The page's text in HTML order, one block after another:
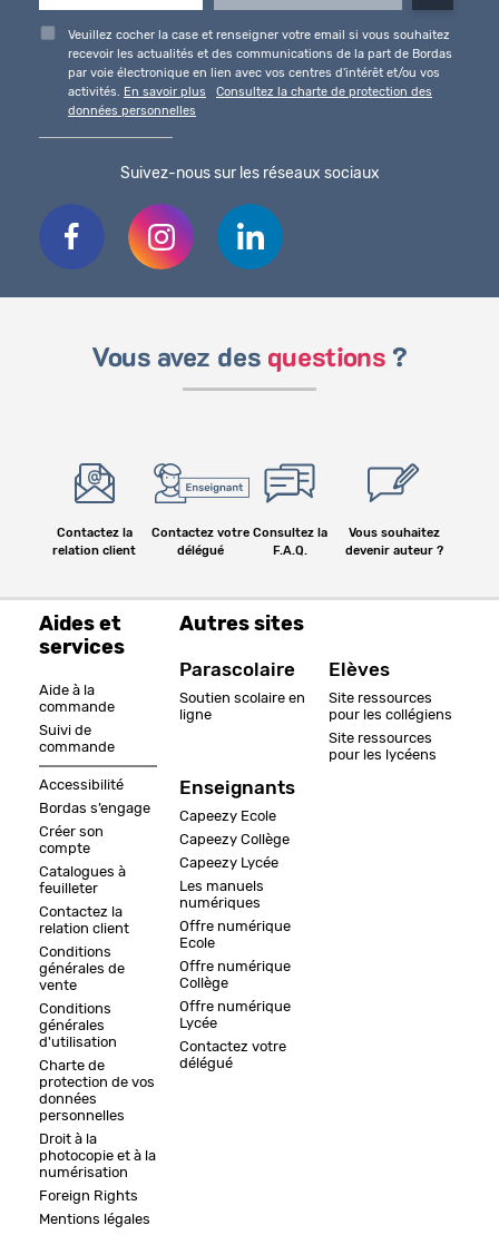
Veuillez cocher la case et renseigner votre email si vous souhaitez
recevoir les actualités et des communications de la part de Bordas
par voie électronique en lien avec vos centres d'intérêt et/ou vos
activités.
En savoir plus
Consultez la charte de protection des
données personnelles
Suivez-nous sur les réseaux sociaux
Vous avez des questions ?
Contactez la
relation client
Contactez votre
délégué
Consultez la
F.A.Q.
Vous souhaitez
devenir auteur ?
Aides et
services
Aide à la
commande
Suivi de
commande
Accessibilité
Bordas s’engage
Créer son
compte
Catalogues à
feuilleter
Contactez la
relation client
Conditions
générales de
vente
Conditions
générales
d'utilisation
Charte de
protection de vos
données
personnelles
Droit à la
photocopie et à la
numérisation
Foreign Rights
Mentions légales
Autres sites
Parascolaire
Soutien scolaire en
ligne
Enseignants
Capeezy Ecole
Capeezy Collège
Capeezy Lycée
Les manuels
numériques
Offre numérique
Ecole
Offre numérique
Collège
Offre numérique
Lycée
Contactez votre
délégué
Elèves
Site ressources
pour les collégiens
Site ressources
pour les lycéens